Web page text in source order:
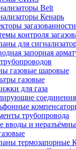
Belt
Кенарь
контроля
для
запорная
газовые шаровые
газовые
для газа
соединения
трубопровода
вводы и
термозапорные